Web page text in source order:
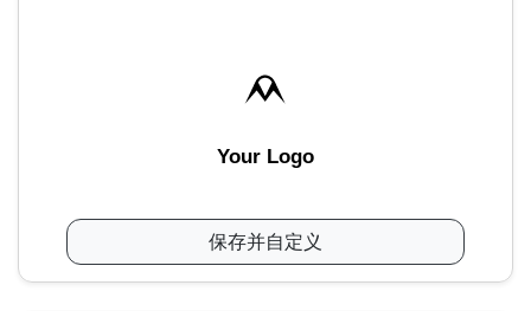
Your Logo
保存并自定义